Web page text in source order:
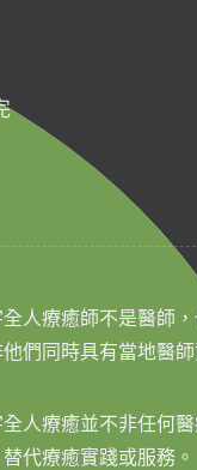
人療癒師不是醫師
他們同時具有當地醫
人療癒並不非任何
代療癒實踐或服務。